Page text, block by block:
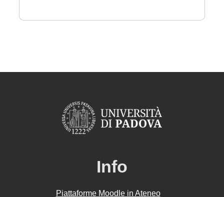
Info
Piattaforme Moodle in Ateneo